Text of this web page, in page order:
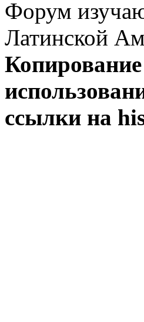
Форум
Латинской
ссылки на